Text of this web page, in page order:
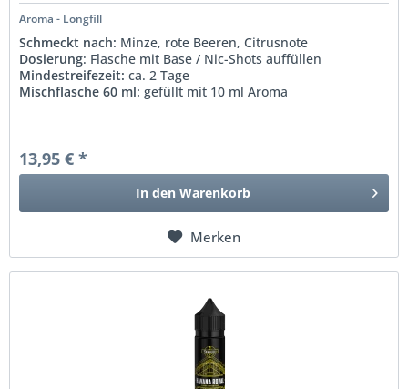
Aroma - Longfill
Schmeckt nach: Minze, rote Beeren, Citrusnote
Dosierung: Flasche mit Base / Nic-Shots auffüllen
Mindestreifezeit: ca. 2 Tage
Mischflasche 60 ml: gefüllt mit 10 ml Aroma
13,95 € *
In den Warenkorb
Merken